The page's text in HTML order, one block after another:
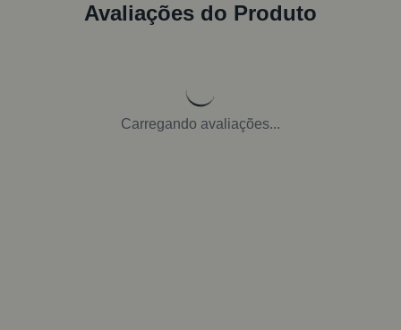
Avaliações do Produto
Carregando avaliações...